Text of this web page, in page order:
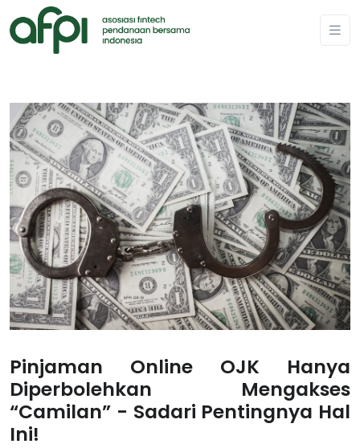
Pinjaman Online OJK Hanya
Diperbolehkan Mengakses
“Camilan” - Sadari Pentingnya Hal
Ini!